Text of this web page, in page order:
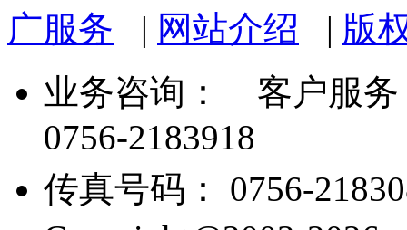
广服务 | 网站介绍 | 版
业务咨询：
客户服务
0756-2183918
传真号码： 0756-